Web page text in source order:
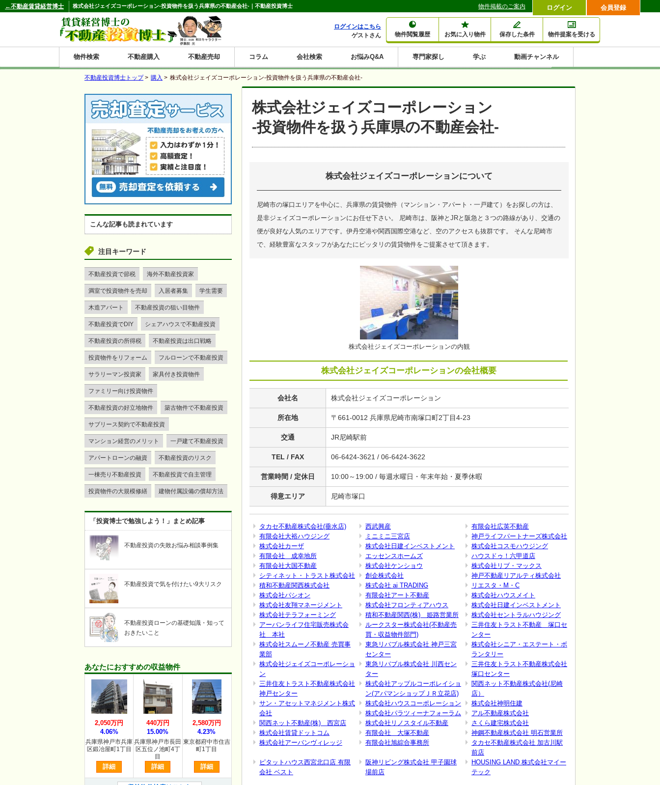
株式会社ジェイズコーポレーション-投資物件を扱う兵庫県の不動産会社-｜不動産投資博士
物件閲覧履歴 お気に入り物件 保存した条件 物件提案を受ける
ログインはこちら
ゲストさん
物件検索
青森
秋田
岩手
宮城
山形
福島
東京
埼玉
神奈川
千葉
茨城
栃木
群馬
新潟
富山
石川
福井
長野
山梨
静岡
愛知
岐阜
三重
大阪
兵庫
京都
滋賀
奈良
和歌山
鳥取
岡山
島根
広島
山口
香川
徳島
愛媛
高知
福岡
佐賀
長崎
熊本
大分
宮崎
鹿児島
沖縄 投資マンション
一棟売りアパート
一棟売りマンション
一棟売りビル
店舗・事務所
賃貸併用住宅
戸建賃貸
土地
新築住宅
工場・倉庫
ホテルペンション 利回り7%以上
利回り8%以上
利回り9%以上
利回り10%以上
利回り11%以上
利回り12%以上
利回り13%以上
利回り14%以上
利回り15%以上
利回り16%以上 10%以上アパート投
資
現況満室で安心物件
1,000万円以下小額投
資
人気の築浅・新築物
件
早い者勝ち東京23区
内
不動産購入 不動産売却 コラム
購入コラム
売却コラム
大家さんコラム
賃貸経営コラム
会社検索 お悩みQ&A 専門家探し 学ぶ 動画チャンネル
ログイン 会員登録
物件掲載のご案内
←不動産賃貸経営博士
不動産投資博士トップ> 購入 > 株式会社ジェイズコーポレーション-投資物件を扱う兵庫県の不動産会社-
株式会社ジェイズコーポレーション
-投資物件を扱う兵庫県の不動産会社-
株式会社ジェイズコーポレーションについて
尼崎市の塚口エリアを中心に、兵庫県の賃貸物件（マンション・アパート・一戸建て）をお探しの方は、
是非ジェイズコーポレーションにお任せ下さい。 尼崎市は、阪神とJRと阪急と３つの路線があり、交通の
便が良好な人気のエリアです。伊丹空港や関西国際空港など、空のアクセスも抜群です。 そんな尼崎市
で、経験豊富なスタッフがあなたにピッタリの賃貸物件をご提案させて頂きます。
株式会社ジェイズコーポレーションの内観
株式会社ジェイズコーポレーションの会社概要
会社名 株式会社ジェイズコーポレーション
所在地 〒661-0012 兵庫県尼崎市南塚口町2丁目4-23
交通 JR尼崎駅前
TEL / FAX 06-6424-3621 / 06-6424-3622
営業時間 / 定休日 10:00～19:00 / 毎週水曜日・年末年始・夏季休暇
得意エリア 尼崎市塚口
タカセ不動産株式会社(垂水店) 西武興産
有限会社広英不動産
有限会社大裕ハウジング
ミニミニ三宮店
神戸ライフパートナーズ株式会社
株式会社カーザ
株式会社日建インベストメント
株式会社コスモハウジング
有限会社 成幸地所
エッセンスホームズ
ハウスドゥ！六甲道店
有限会社大国不動産
株式会社ケンショウ
株式会社リブ・マックス
シティネット・トラスト株式会社
創企株式会社
神戸不動産リアルティ株式会社
積和不動産関西株式会社
株式会社 ai TRADING
リエスタ・M・C
株式会社パシオン
有限会社アート不動産
株式会社ハウスメイト
株式会社友翔マネージメント
株式会社フロンティアハウス
株式会社日建インベストメント
株式会社テラフォーミング
積和不動産関西(株) 姫路営業所
株式会社セントラルハウジング
アーバンライフ住宅販売株式会
社 本社
ルークスター株式会社(不動産売
買・収益物件部門)
三井住友トラスト不動産 塚口セ
ンター
株式会社スムーノ不動産 売買事
業部
東急リバブル株式会社 神戸三宮
センター
株式会社シニア・エステート・ボ
ランタリー
株式会社ジェイズコーポレーショ
ン
東急リバブル株式会社 川西セン
ター
三井住友トラスト不動産株式会社
塚口センター
三井住友トラスト不動産株式会社
神戸センター
株式会社アップルコーポレイショ
ン(アパマンショップＪＲ立花店)
関西ネット不動産株式会社(尼崎
店）
サン・アセットマネジメント株式
会社
株式会社ハウスコーポレーション
株式会社神明住建
株式会社パラツィーナフォーラム
アル不動産株式会社
関西ネット不動産(株) 西宮店
株式会社リノスタイル不動産
さくら建宅株式会社
株式会社賃貸ドットコム
有限会社 大塚不動産
神鋼不動産株式会社 明石営業所
株式会社アーバンヴィレッジ
有限会社旭綜合事務所
タカセ不動産株式会社 加古川駅
前店
ピタットハウス西宮北口店 有限
会社 ベスト
阪神リビング株式会社 甲子園球
場前店
HOUSING LAND 株式会社マイー
テック
こんな記事も読まれています
注目キーワード
不動産投資で節税 海外不動産投資家
満室で投資物件を売却 入居者募集 学生需要
木造アパート 不動産投資の狙い目物件
不動産投資でDIY シェアハウスで不動産投資
不動産投資の所得税 不動産投資は出口戦略
投資物件をリフォーム フルローンで不動産投資
サラリーマン投資家 家具付き投資物件
ファミリー向け投資物件
不動産投資の好立地物件 築古物件で不動産投資
サブリース契約で不動産投資
マンション経営のメリット 一戸建て不動産投資
アパートローンの融資 不動産投資のリスク
一棟売り不動産投資 不動産投資で自主管理
投資物件の大規模修繕 建物付属設備の償却方法
「投資博士で勉強しよう！」まとめ記事
不動産投資の失敗お悩み相談事例集
不動産投資で気を付けたい9大リスク
不動産投資ローンの基礎知識・知って
おきたいこと
あなたにおすすめの収益物件
兵庫県神戸市兵庫
区鍛冶屋町1丁目
2,050万円
4.06%
詳細
兵庫県神戸市長田
区五位ノ池町4丁
目
440万円
15.00%
詳細
東京都府中市住吉
町1丁目
2,580万円
4.23%
詳細